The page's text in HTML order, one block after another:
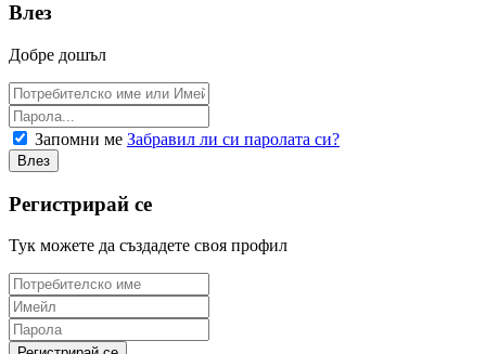
Влез
Добре дошъл
Запомни ме Забравил ли си паролата си?
Регистрирай се
Тук можете да създадете своя профил